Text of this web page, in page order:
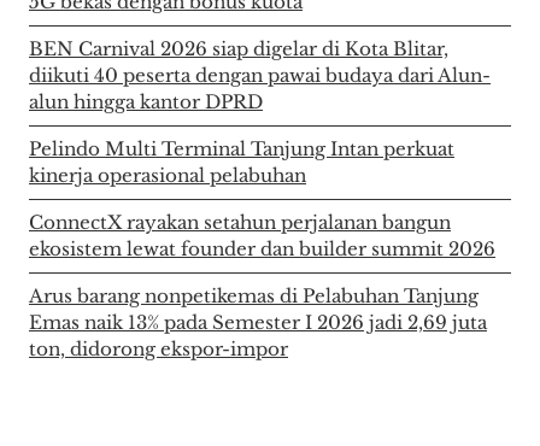
BEN Carnival 2026 siap digelar di Kota Blitar,
diikuti 40 peserta dengan pawai budaya dari Alun-
alun hingga kantor DPRD
Pelindo Multi Terminal Tanjung Intan perkuat
kinerja operasional pelabuhan
ConnectX rayakan setahun perjalanan bangun
ekosistem lewat founder dan builder summit 2026
Arus barang nonpetikemas di Pelabuhan Tanjung
Emas naik 13% pada Semester I 2026 jadi 2,69 juta
ton, didorong ekspor-impor